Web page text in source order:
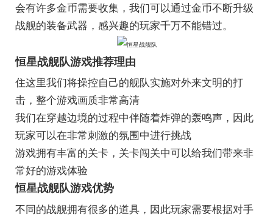
会有许多金币需要收集，我们可以通过金币不断升级
战舰的装备武器，感兴趣的玩家千万不能错过。
恒星战舰队游戏推荐理由
住这里我们将操控自己的舰队实施对外来文明的打
击，整个游戏画质非常高清
我们在穿越边境的过程中伴随着炸弹的轰鸣声，因此
玩家可以在非常刺激的氛围中进行挑战
游戏拥有丰富的关卡，关卡闯关中可以给我们带来非
常好的游戏体验
恒星战舰队游戏优势
不同的战舰拥有很多的道具，因此玩家需要根据对手